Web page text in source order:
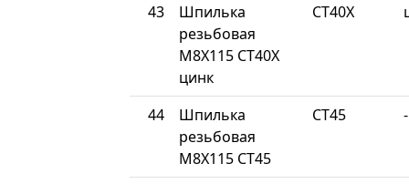
43
Шпилька
резьбовая
М8Х115 СТ40Х
цинк
СТ40Х
44
Шпилька
резьбовая
М8Х115 СТ45
СТ45 -